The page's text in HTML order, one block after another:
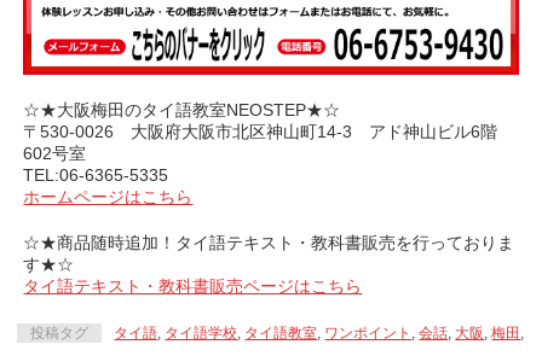
☆★大阪梅田のタイ語教室NEOSTEP★☆
〒530-0026 大阪府大阪市北区神山町14-3 アド神山ビル6階
602号室
TEL:06-6365-5335
ホームページはこちら
☆★商品随時追加！タイ語テキスト・教科書販売を行っておりま
す★☆
タイ語テキスト・教科書販売ページはこちら
投稿タグ タイ語 タイ語学校 タイ語教室 ワンポイント ,会話 大阪 ,梅田